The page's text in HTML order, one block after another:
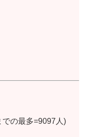
での最多=9097人)